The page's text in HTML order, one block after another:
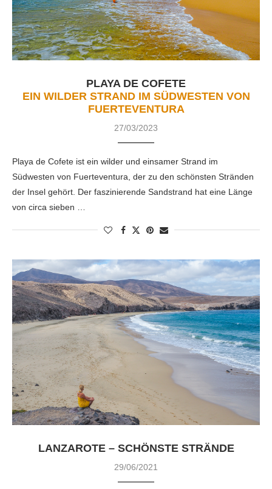
PLAYA DE COFETE
EIN WILDER STRAND IM SÜDWESTEN VON
FUERTEVENTURA
27/03/2023
Playa de Cofete ist ein wilder und einsamer Strand im
Südwesten von Fuerteventura, der zu den schönsten Stränden
der Insel gehört. Der faszinierende Sandstrand hat eine Länge
von circa sieben …
LANZAROTE – SCHÖNSTE STRÄNDE
29/06/2021